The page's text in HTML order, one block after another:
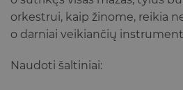
orkestrui, kaip žinome, reikia
o darniai veikiančių
Naudoti šaltiniai: